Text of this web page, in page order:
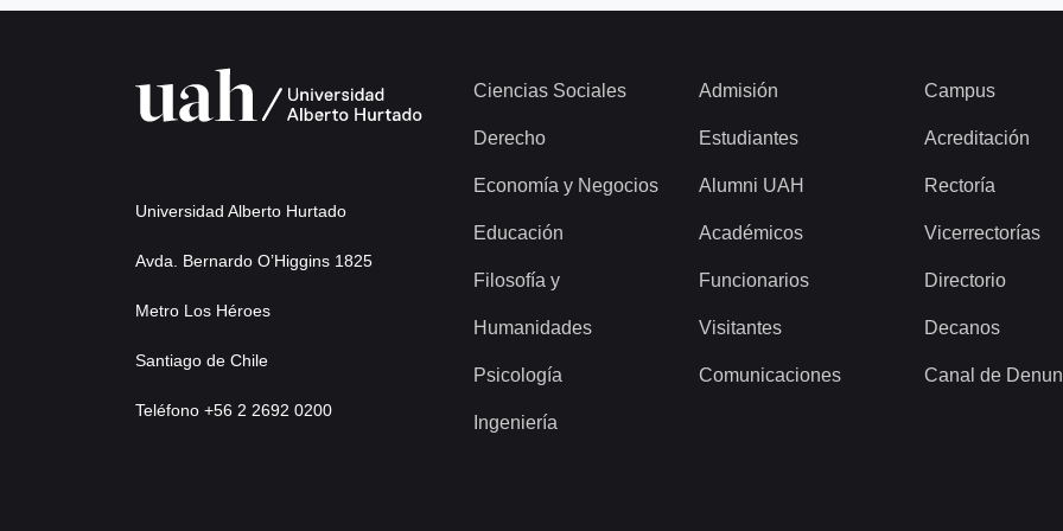
Universidad Alberto Hurtado
Avda. Bernardo O’Higgins 1825
Metro Los Héroes
Santiago de Chile
Teléfono +56 2 2692 0200
Ciencias Sociales
Derecho
Economía y Negocios
Educación
Filosofía y
Humanidades
Psicología
Ingeniería
Admisión
Estudiantes
Alumni UAH
Académicos
Funcionarios
Visitantes
Comunicaciones
Campus
Acreditación
Rectoría
Vicerrectorías
Directorio
Decanos
Canal de